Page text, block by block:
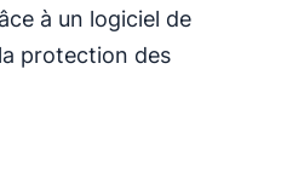
à un logiciel de
protection des